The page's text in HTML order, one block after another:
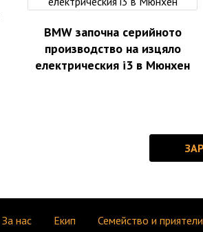
BMW започна серийното
производство на изцяло
електрическия i3 в Мюнхен
За нас Екип Семейство и приятели